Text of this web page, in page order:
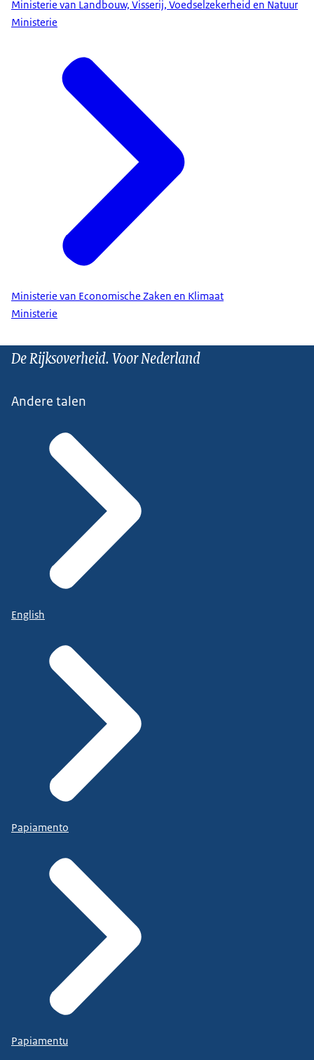
Ministerie van Landbouw, Visserij, Voedselzekerheid en Natuur
Ministerie
Ministerie van Economische Zaken en Klimaat
Ministerie
De Rijksoverheid. Voor Nederland
Andere talen
English
Papiamento
Papiamentu